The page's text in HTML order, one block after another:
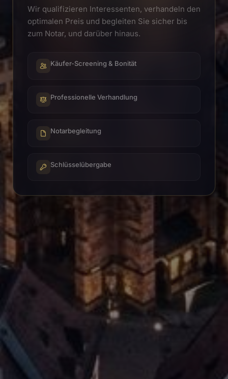
Wir qualifizieren Interessenten, verhandeln den
optimalen Preis und begleiten Sie sicher bis
zum Notar, und darüber hinaus.
Käufer-Screening & Bonität
Professionelle Verhandlung
Notarbegleitung
Schlüsselübergabe